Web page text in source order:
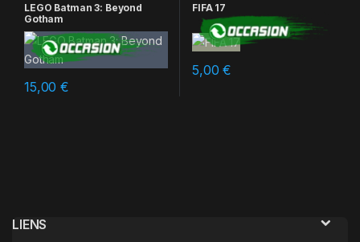
LEGO Batman 3: Beyond
Gotham
15,00€
FIFA 17
5,00€
LIENS